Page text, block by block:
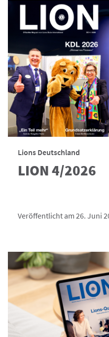
Lions Deutschland
LION 4/2026
Veröffentlicht am 26. Juni